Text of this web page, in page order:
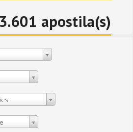
3.601 apostila(s)